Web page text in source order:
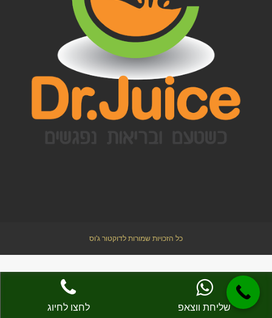
כל הזכויות שמורות לדוקטור ג'וס
שליחת ווצאפ לחצו לחיוג
גלילה
לראש